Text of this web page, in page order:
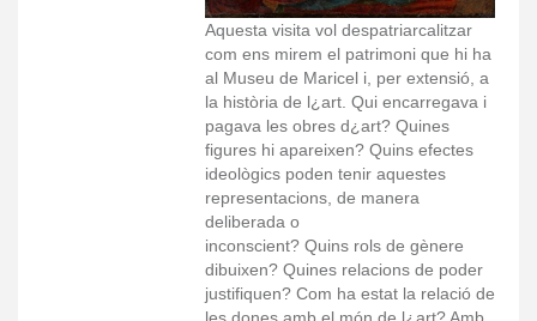
Aquesta visita vol despatriarcalitzar
com ens mirem el patrimoni que hi ha
al Museu de Maricel i, per extensió, a
la història de l¿art. Qui encarregava i
pagava les obres d¿art? Quines
figures hi apareixen? Quins efectes
ideològics poden tenir aquestes
representacions, de manera
deliberada o
inconscient? Quins rols de gènere
dibuixen? Quines relacions de poder
justifiquen? Com ha estat la relació de